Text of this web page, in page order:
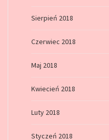
Sierpień 2018
Czerwiec 2018
Maj 2018
Kwiecień 2018
Luty 2018
Styczeń 2018